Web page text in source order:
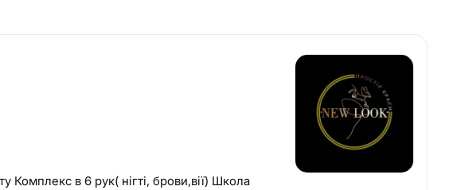
ЗАВЖДИ Є ВІЛЬНИЙ ЧАС ГАРАНТІЯ 5 ДНІВ Лазер; тату Комплекс в 6 рук( нігті, брови,вії) Школа